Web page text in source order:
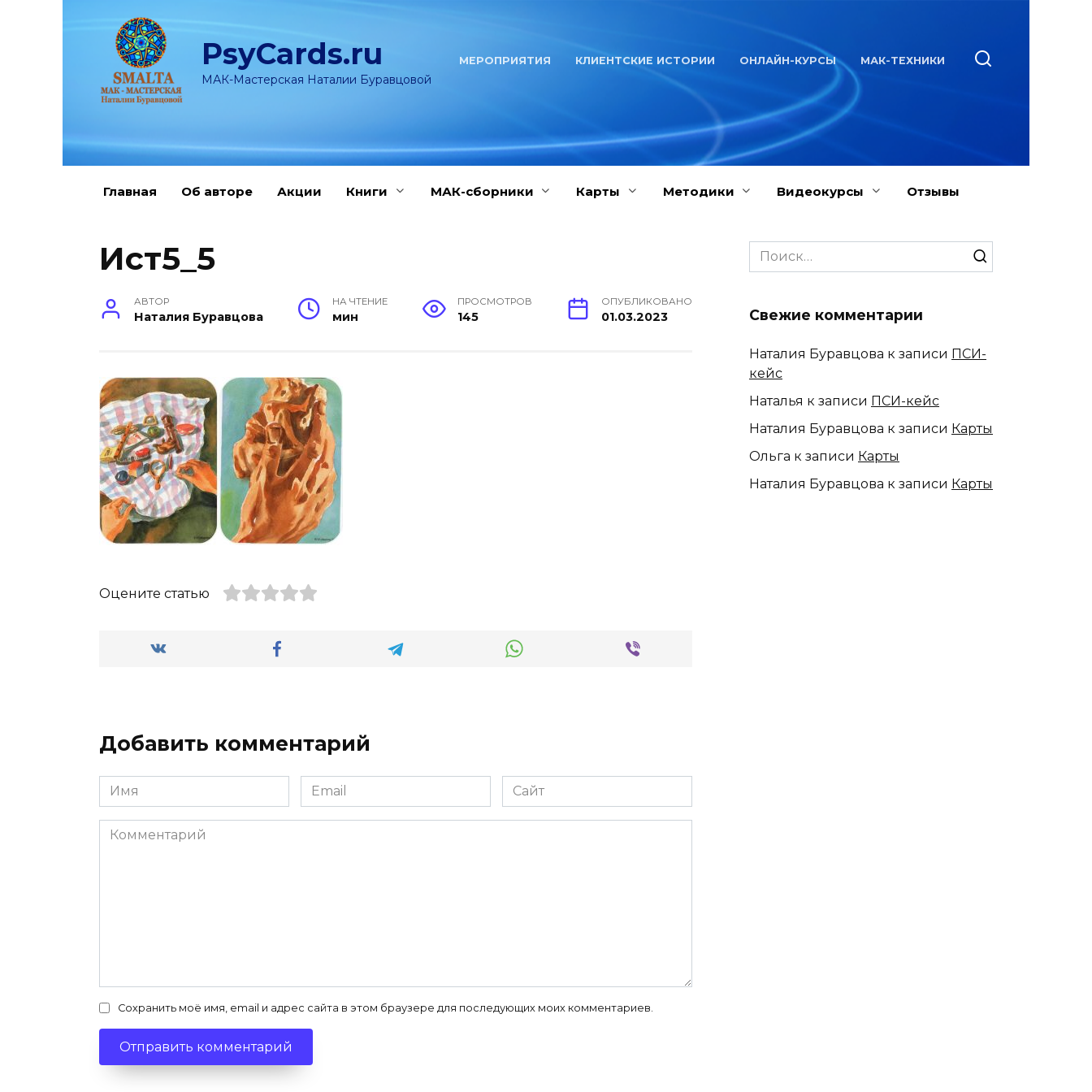
PsyCards.ru
МАК-Мастерская Наталии Буравцовой
МЕРОПРИЯТИЯ КЛИЕНТСКИЕ ИСТОРИИ ОНЛАЙН-КУРСЫ МАК-ТЕХНИКИ
Главная Об авторе Акции Книги МАК-сборники Карты Методики Видеокурсы Отзывы
Ист5_5
АВТОР
Наталия Буравцова
НА ЧТЕНИЕ
мин
ПРОСМОТРОВ
145
ОПУБЛИКОВАНО
01.03.2023
Оцените статью
Добавить комментарий
Имя
*
Email
*
Сайт
Комментарий
Сохранить моё имя, email и адрес сайта в этом браузере для последующих моих комментариев.
Search
for:
Свежие комментарии
Наталия Буравцова к записи ПСИ-
кейс
Наталья к записи ПСИ-кейс
Наталия Буравцова к записи Карты
Ольга к записи Карты
Наталия Буравцова к записи Карты